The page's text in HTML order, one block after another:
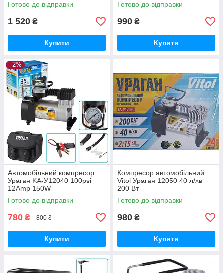
Готово до відправки
1 520 ₴
Купити
Готово до відправки
990 ₴
Купити
–2%
Автомобільний компресор
Ураган KA-У12040 100psi
12Amp 150W
Готово до відправки
780 ₴ 800 ₴
Купити
Компресор автомобільний
Vitol Ураган 12050 40 л/хв
200 Вт
Готово до відправки
980 ₴
Купити